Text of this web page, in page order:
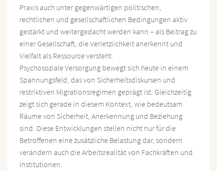
Praxis auch unter gegenwärtigen politischen,
rechtlichen und gesellschaftlichen Bedingungen aktiv
gestärkt und weitergedacht werden kann – als Beitrag zu
einer Gesellschaft, die Verletzlichkeit anerkennt und
Vielfalt als Ressource versteht.
Psychosoziale Versorgung bewegt sich heute in einem
Spannungsfeld, das von Sicherheitsdiskursen und
restriktiven Migrationsregimen geprägt ist. Gleichzeitig
zeigt sich gerade in diesem Kontext, wie bedeutsam
Räume von Sicherheit, Anerkennung und Beziehung
sind. Diese Entwicklungen stellen nicht nur für die
Betroffenen eine zusätzliche Belastung dar, sondern
verändern auch die Arbeitsrealität von Fachkräften und
Institutionen.